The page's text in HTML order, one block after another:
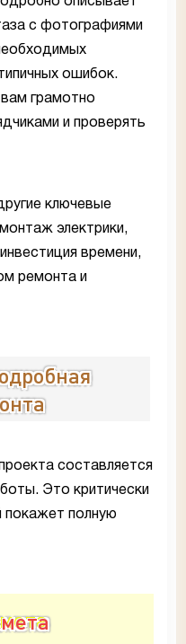
с фотографиями
ошибок.
вам грамотно
и проверять
ключевые
электрики,
времени,
ремонта и
составляется
Это критически
покажет полную